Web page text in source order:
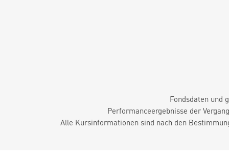
Fondsdaten und
Performanceergebnisse der
Alle Kursinformationen sind nach den